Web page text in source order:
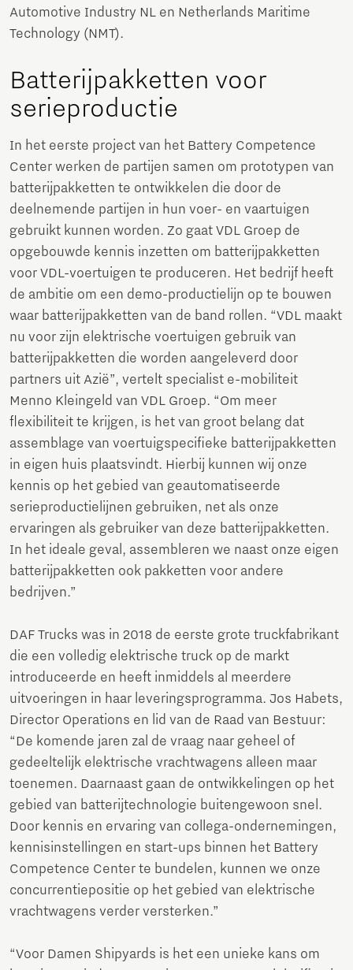
Automotive Industry NL en Netherlands Maritime
Technology (NMT).
Batterijpakketten voor
serieproductie
In het eerste project van het Battery Competence
Center werken de partijen samen om prototypen van
batterijpakketten te ontwikkelen die door de
deelnemende partijen in hun voer- en vaartuigen
gebruikt kunnen worden. Zo gaat VDL Groep de
opgebouwde kennis inzetten om batterijpakketten
voor VDL-voertuigen te produceren. Het bedrijf heeft
de ambitie om een demo-productielijn op te bouwen
waar batterijpakketten van de band rollen. “VDL maakt
nu voor zijn elektrische voertuigen gebruik van
batterijpakketten die worden aangeleverd door
partners uit Azië”, vertelt specialist e-mobiliteit
Menno Kleingeld van VDL Groep. “Om meer
flexibiliteit te krijgen, is het van groot belang dat
assemblage van voertuigspecifieke batterijpakketten
in eigen huis plaatsvindt. Hierbij kunnen wij onze
kennis op het gebied van geautomatiseerde
serieproductielijnen gebruiken, net als onze
ervaringen als gebruiker van deze batterijpakketten.
In het ideale geval, assembleren we naast onze eigen
batterijpakketten ook pakketten voor andere
bedrijven.”
DAF Trucks was in 2018 de eerste grote truckfabrikant
die een volledig elektrische truck op de markt
introduceerde en heeft inmiddels al meerdere
uitvoeringen in haar leveringsprogramma. Jos Habets,
Director Operations en lid van de Raad van Bestuur:
“De komende jaren zal de vraag naar geheel of
gedeeltelijk elektrische vrachtwagens alleen maar
toenemen. Daarnaast gaan de ontwikkelingen op het
gebied van batterijtechnologie buitengewoon snel.
Door kennis en ervaring van collega-ondernemingen,
kennisinstellingen en start-ups binnen het Battery
Competence Center te bundelen, kunnen we onze
concurrentiepositie op het gebied van elektrische
vrachtwagens verder versterken.”
“Voor Damen Shipyards is het een unieke kans om